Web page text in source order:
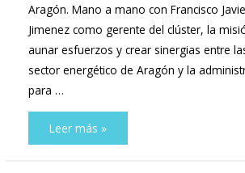
Aragón. Mano a mano con Francisco
Jimenez como gerente del clúster, la
aunar esfuerzos y crear sinergias entre
sector energético de Aragón y la
para …
Pedro
Machín
Leer más »